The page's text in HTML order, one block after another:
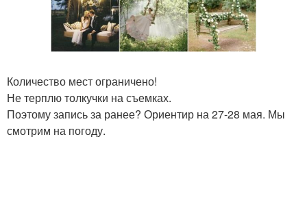
Количество мест ограничено!
Не терплю толкучки на съемках.
Поэтому запись за ранее? Ориентир на 27-28 мая. Мы
смотрим на погоду.